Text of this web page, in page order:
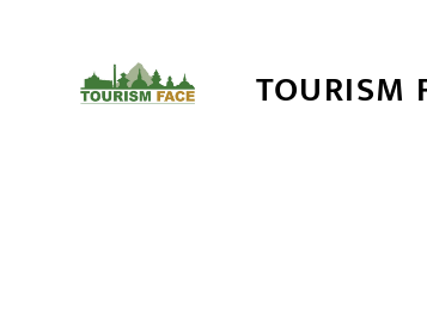
TOURISM